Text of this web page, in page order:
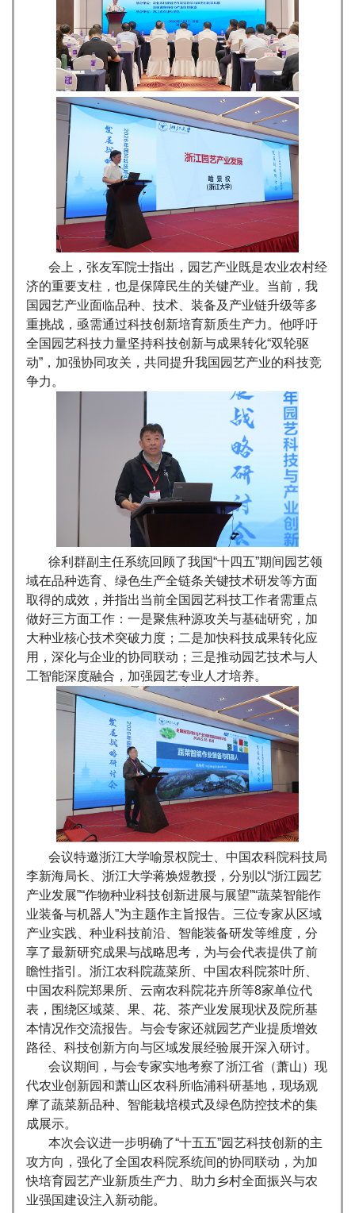
会上，张友军院士指出，园艺产业既是农业农村经
济的重要支柱，也是保障民生的关键产业。当前，我
国园艺产业面临品种、技术、装备及产业链升级等多
重挑战，亟需通过科技创新培育新质生产力。他呼吁
全国园艺科技力量坚持科技创新与成果转化“双轮驱
动”，加强协同攻关，共同提升我国园艺产业的科技竞
争力。
徐利群副主任系统回顾了我国“十四五”期间园艺领
域在品种选育、绿色生产全链条关键技术研发等方面
取得的成效，并指出当前全国园艺科技工作者需重点
做好三方面工作：一是聚焦种源攻关与基础研究，加
大种业核心技术突破力度；二是加快科技成果转化应
用，深化与企业的协同联动；三是推动园艺技术与人
工智能深度融合，加强园艺专业人才培养。
会议特邀浙江大学喻景权院士、中国农科院科技局
李新海局长、浙江大学蒋焕煜教授，分别以“浙江园艺
产业发展”“作物种业科技创新进展与展望”“蔬菜智能作
业装备与机器人”为主题作主旨报告。三位专家从区域
产业实践、种业科技前沿、智能装备研发等维度，分
享了最新研究成果与战略思考，为与会代表提供了前
瞻性指引。浙江农科院蔬菜所、中国农科院茶叶所、
中国农科院郑果所、云南农科院花卉所等8家单位代
表，围绕区域菜、果、花、茶产业发展现状及院所基
本情况作交流报告。与会专家还就园艺产业提质增效
路径、科技创新方向与区域发展经验展开深入研讨。
会议期间，与会专家实地考察了浙江省（萧山）现
代农业创新园和萧山区农科所临浦科研基地，现场观
摩了蔬菜新品种、智能栽培模式及绿色防控技术的集
成展示。
本次会议进一步明确了“十五五”园艺科技创新的主
攻方向，强化了全国农科院系统间的协同联动，为加
快培育园艺产业新质生产力、助力乡村全面振兴与农
业强国建设注入新动能。